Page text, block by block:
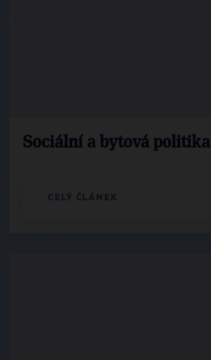
Sociální a bytová politika
CELÝ ČLÁNEK